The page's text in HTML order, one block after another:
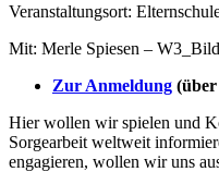
Veranstaltungsort:
Mit: Merle Spiesen –
Zur Anmeldung
Hier wollen wir spielen und
Sorgearbeit weltweit
engagieren, wollen wir uns